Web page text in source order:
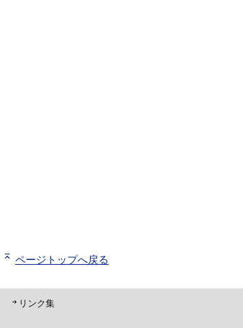
ページトップへ戻る
リンク集